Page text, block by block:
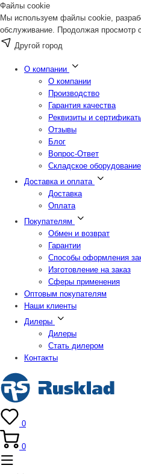
Файлы cookie
Мы используем файлы cookie,
обслуживание. Продолжая просмотр
Другой город
О компании
О компании
Производство
Гарантия качества
Реквизиты и
Отзывы
Блог
Вопрос-Ответ
Складское оборудование
Доставка и оплата
Доставка
Оплата
Покупателям
Обмен и возврат
Гарантии
Способы оформления
Изготовление на заказ
Сферы применения
Оптовым покупателям
Наши клиенты
Дилеры
Дилеры
Стать дилером
Контакты
0
0